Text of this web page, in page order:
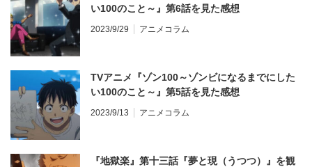
い100のこと～』第6話を見た感想
2023/9/29 アニメコラム
TVアニメ『ゾン100～ゾンビになるまでにした
い100のこと～』第5話を見た感想
2023/9/13 アニメコラム
『地獄楽』第十三話『夢と現（うつつ）』を観